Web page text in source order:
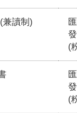
兼讀制)
(
(